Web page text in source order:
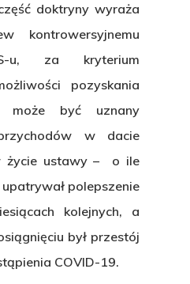
doktryny wyraża
kontrowersyjnemu
u, za kryterium
pozyskania
może być uznany
w dacie
życie ustawy – o ile
polepszenie
kolejnych, a
był przestój
COVID-19.